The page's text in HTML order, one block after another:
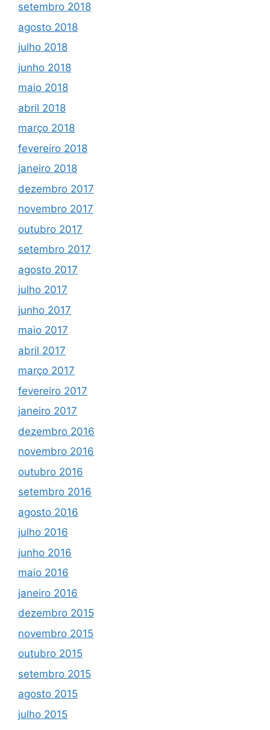
setembro 2018
agosto 2018
julho 2018
junho 2018
maio 2018
abril 2018
março 2018
fevereiro 2018
janeiro 2018
dezembro 2017
novembro 2017
outubro 2017
setembro 2017
agosto 2017
julho 2017
junho 2017
maio 2017
abril 2017
março 2017
fevereiro 2017
janeiro 2017
dezembro 2016
novembro 2016
outubro 2016
setembro 2016
agosto 2016
julho 2016
junho 2016
maio 2016
janeiro 2016
dezembro 2015
novembro 2015
outubro 2015
setembro 2015
agosto 2015
julho 2015